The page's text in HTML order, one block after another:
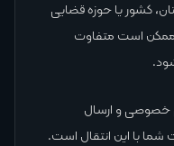
کشور یا حوزه قضایی
ممکن است متفاوت
خصوصی و ارسال
شما با این انتقال است.